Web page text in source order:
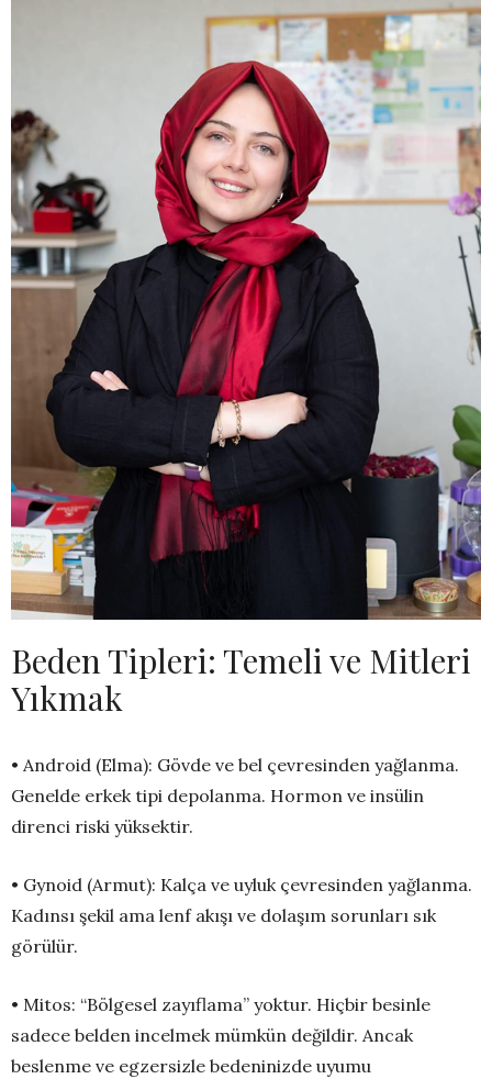
Beden Tipleri: Temeli ve Mitleri
Yıkmak
• Android (Elma): Gövde ve bel çevresinden yağlanma.
Genelde erkek tipi depolanma. Hormon ve insülin
direnci riski yüksektir.
• Gynoid (Armut): Kalça ve uyluk çevresinden yağlanma.
Kadınsı şekil ama lenf akışı ve dolaşım sorunları sık
görülür.
• Mitos: “Bölgesel zayıflama” yoktur. Hiçbir besinle
sadece belden incelmek mümkün değildir. Ancak
beslenme ve egzersizle bedeninizde uyumu